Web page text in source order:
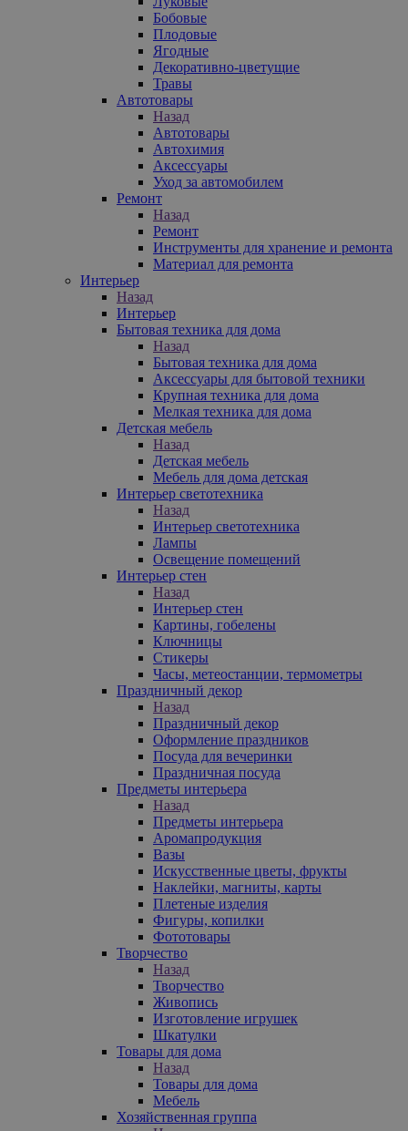
Бобовые
Плодовые
Ягодные
Декоративно-цветущие
Травы
Автотовары
Назад
Автотовары
Автохимия
Аксессуары
Уход за автомобилем
Ремонт
Назад
Ремонт
Инструменты для хранение и ремонта
Материал для ремонта
Интерьер
Назад
Интерьер
Бытовая техника для дома
Назад
Бытовая техника для дома
Аксессуары для бытовой техники
Крупная техника для дома
Мелкая техника для дома
Детская мебель
Назад
Детская мебель
Мебель для дома детская
Интерьер светотехника
Назад
Интерьер светотехника
Лампы
Освещение помещений
Интерьер стен
Назад
Интерьер стен
Картины, гобелены
Ключницы
Стикеры
Часы, метеостанции, термометры
Праздничный декор
Назад
Праздничный декор
Оформление праздников
Посуда для вечеринки
Праздничная посуда
Предметы интерьера
Назад
Предметы интерьера
Аромапродукция
Вазы
Искусственные цветы, фрукты
Наклейки, магниты, карты
Плетеные изделия
Фигуры, копилки
Фототовары
Творчество
Назад
Творчество
Живопись
Изготовление игрушек
Шкатулки
Товары для дома
Назад
Товары для дома
Мебель
Хозяйственная группа